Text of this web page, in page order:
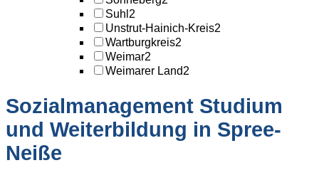
Suhl 2
Unstrut-Hainich-Kreis2
Wartburgkreis2
Weimar2
Weimarer Land2
Sozialmanagement Studium
und Weiterbildung in Spree-
Neiße